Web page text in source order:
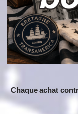
Chaque achat